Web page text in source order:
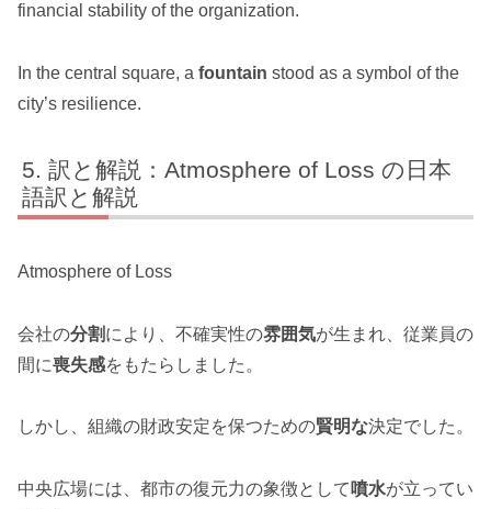
financial stability of the organization.
In the central square, a fountain stood as a symbol of the
city’s resilience.
訳と解説：Atmosphere of Loss の日本
語訳と解説
Atmosphere of Loss
会社の分割により、不確実性の雰囲気が生まれ、従業員の
間に喪失感をもたらしました。
しかし、組織の財政安定を保つための賢明な決定でした。
中央広場には、都市の復元力の象徴として 噴水が立ってい